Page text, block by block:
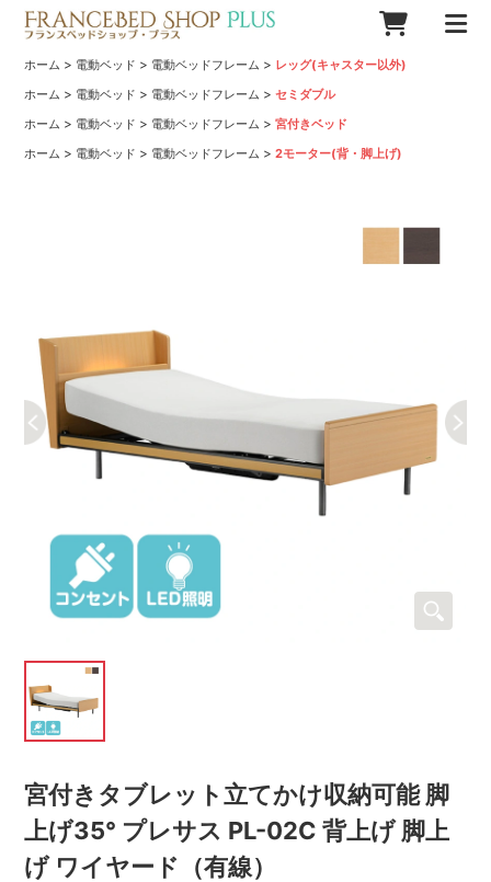
ホーム > 電動ベッド > 電動ベッドフレーム > レッグ(キャスター以外)
ホーム > 電動ベッド > 電動ベッドフレーム >セミダブル
ホーム > 電動ベッド > 電動ベッドフレーム >宮付きベッド
ホーム > 電動ベッド > 電動ベッドフレーム >2モーター(背・脚上げ)
宮付きタブレット立てかけ収納可能 脚
上げ35° プレサス PL-02C 背上げ 脚上
げ ワイヤード（有線）